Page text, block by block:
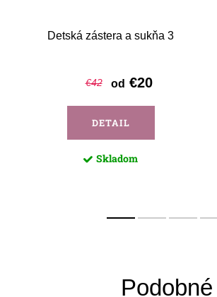
Detská zástera a sukňa 3
€42 od €20
DETAIL
Skladom